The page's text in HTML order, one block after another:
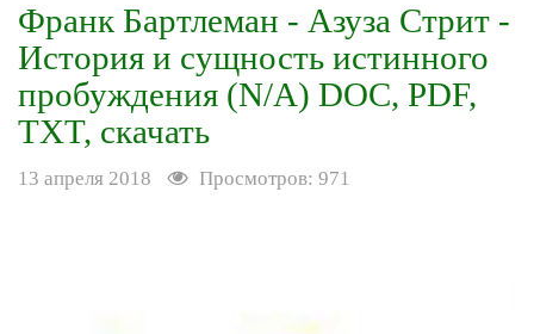
Франк Бартлеман - Азуза Стрит -
История и сущность истинного
пробуждения (N/A) DOC, PDF,
TXT, скачать
13 апреля 2018 Просмотров: 971